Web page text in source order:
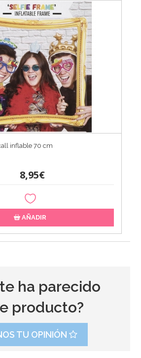
inflable 70 cm
8,95€
AÑADIR
ha parecido
producto?
TU OPINIÓN